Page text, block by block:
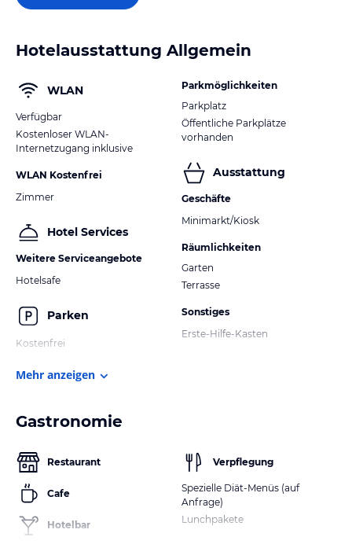
Hotelausstattung Allgemein
WLAN
Verfügbar
Kostenloser WLAN-
Internetzugang inklusive
WLAN Kostenfrei
Zimmer
Hotel Services
Weitere Serviceangebote
Hotelsafe
Parken
Kostenfrei
Parkmöglichkeiten
Parkplatz
Öffentliche Parkplätze
vorhanden
Ausstattung
Geschäfte
Minimarkt/Kiosk
Räumlichkeiten
Garten
Terrasse
Sonstiges
Erste-Hilfe-Kasten
Mehr anzeigen
Gastronomie
Restaurant
Cafe
Hotelbar
Verpflegung
Spezielle Diät-Menüs (auf
Anfrage)
Lunchpakete